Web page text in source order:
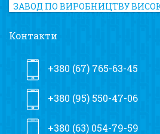
ЗАВОД ПО ВИРОБНИЦТВУ
ТРІСКАЧОК ТА
Контакти
+380 (67) 765-63-45
+380 (95) 550-47-06
+380 (63) 054-79-59